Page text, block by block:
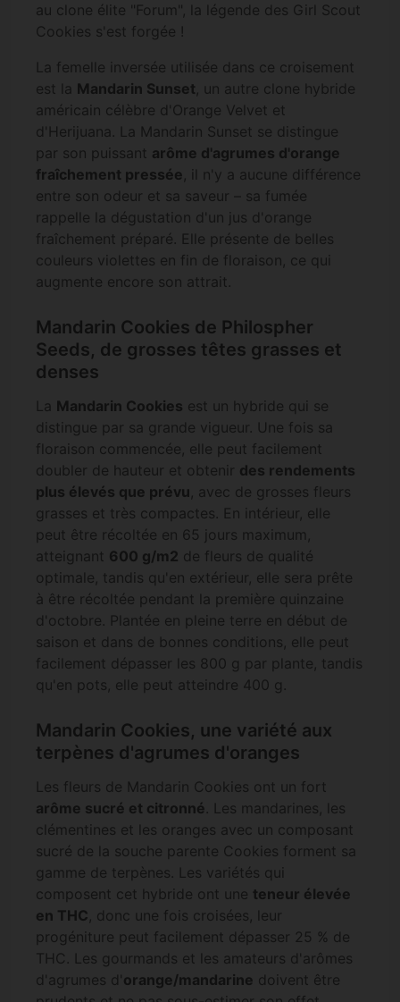
au clone élite "Forum", la légende des Girl Scout
Cookies s'est forgée !
La femelle inversée utilisée dans ce croisement
est la Mandarin Sunset, un autre clone hybride
américain célèbre d'Orange Velvet et
d'Herijuana. La Mandarin Sunset se distingue
par son puissant arôme d'agrumes d'orange
fraîchement pressée, il n'y a aucune différence
entre son odeur et sa saveur – sa fumée
rappelle la dégustation d'un jus d'orange
fraîchement préparé. Elle présente de belles
couleurs violettes en fin de floraison, ce qui
augmente encore son attrait.
Mandarin Cookies de Philospher
Seeds, de grosses têtes grasses et
denses
La Mandarin Cookies est un hybride qui se
distingue par sa grande vigueur. Une fois sa
floraison commencée, elle peut facilement
doubler de hauteur et obtenir des rendements
plus élevés que prévu, avec de grosses fleurs
grasses et très compactes. En intérieur, elle
peut être récoltée en 65 jours maximum,
atteignant 600 g/m2 de fleurs de qualité
optimale, tandis qu'en extérieur, elle sera prête
à être récoltée pendant la première quinzaine
d'octobre. Plantée en pleine terre en début de
saison et dans de bonnes conditions, elle peut
facilement dépasser les 800 g par plante, tandis
qu'en pots, elle peut atteindre 400 g.
Mandarin Cookies, une variété aux
terpènes d'agrumes d'oranges
Les fleurs de Mandarin Cookies ont un fort
arôme sucré et citronné. Les mandarines, les
clémentines et les oranges avec un composant
sucré de la souche parente Cookies forment sa
gamme de terpènes. Les variétés qui
composent cet hybride ont une teneur élevée
en THC, donc une fois croisées, leur
progéniture peut facilement dépasser 25 % de
THC. Les gourmands et les amateurs d'arômes
d'agrumes d' orange/mandarine doivent être